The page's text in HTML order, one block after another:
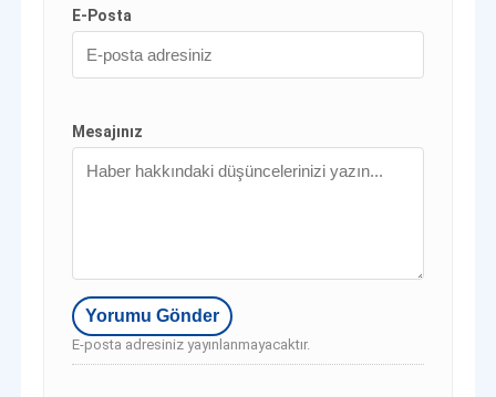
E-Posta
Mesajınız
E-posta adresiniz yayınlanmayacaktır.